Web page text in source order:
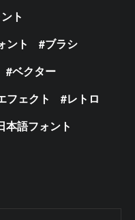
ト
ント
ブラシ
ベクター
フェクト
レトロ
本語フォント